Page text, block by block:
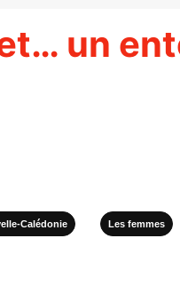
un
Calédonie Les femmes